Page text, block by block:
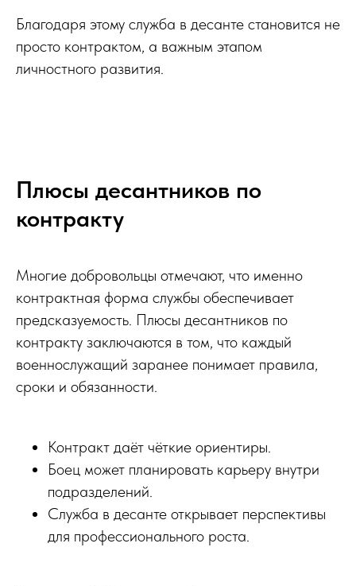
Благодаря этому служба в десанте становится не
просто контрактом, а важным этапом
личностного развития.
Плюсы десантников по
контракту
Многие добровольцы отмечают, что именно
контрактная форма службы обеспечивает
предсказуемость. Плюсы десантников по
контракту заключаются в том, что каждый
военнослужащий заранее понимает правила,
сроки и обязанности.
Контракт даёт чёткие ориентиры.
Боец может планировать карьеру внутри
подразделений.
Служба в десанте открывает перспективы
для профессионального роста.